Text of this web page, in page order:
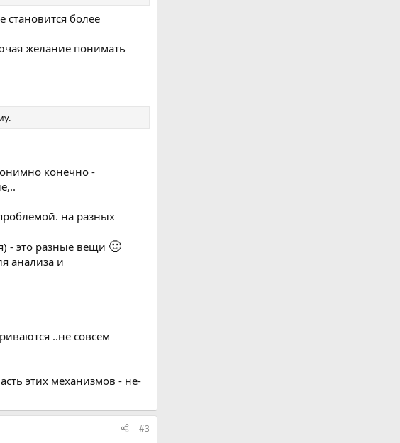
становится более
желание понимать
конечно -
на разных
- это разные вещи 🙂
анализа и
..не совсем
этих механизмов - не-
#3